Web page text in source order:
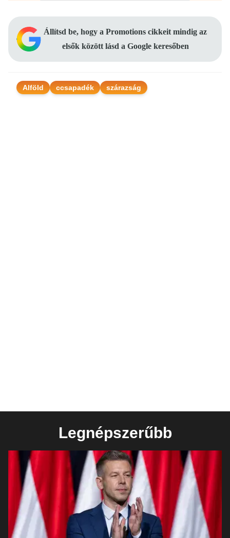
Állítsd be, hogy a Promotions cikkeit mindig az
elsők között lásd a Google keresőben
Alföld ccsapadék szárazság
Legnépszerűbb